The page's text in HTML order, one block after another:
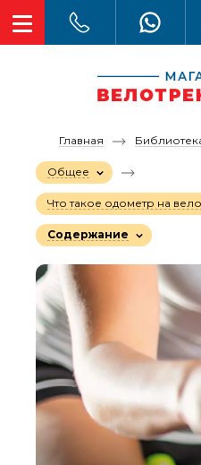
Главная
Общее
Что такое одометр на
Содержание